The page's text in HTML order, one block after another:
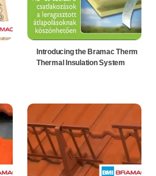
Introducing the Bramac Therm
Thermal Insulation System